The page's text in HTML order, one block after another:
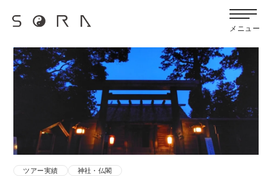
メニュー
宙SORAのブログ
ツアー実績 神社・仏閣